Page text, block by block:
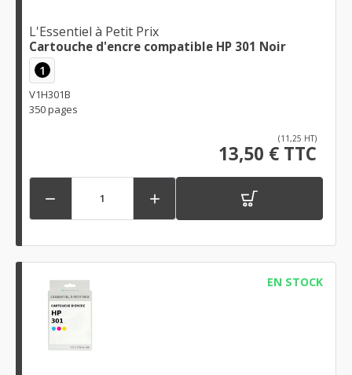
L'Essentiel à Petit Prix
Cartouche d'encre compatible HP 301 Noir
1
V1H301B
350 pages
(11,25 HT)
13,50 € TTC
 
EN STOCK